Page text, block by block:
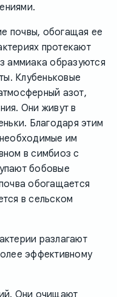
почвы, обогащая ее
протекают
аммиака образуются
Клубеньковые
азот,
Они живут в
Благодаря этим
им
в симбиоз с
бобовые
обогащается
в сельском
разлагают
эффективному
Они очищают